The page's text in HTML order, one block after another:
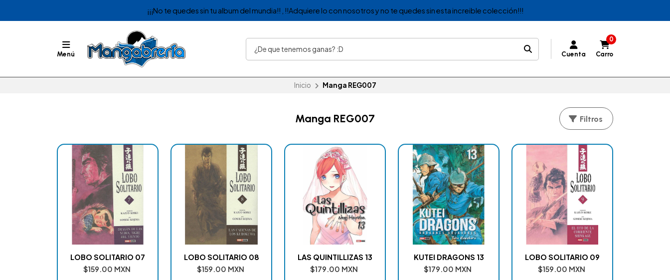
¡¡¡No te quedes sin tu album del mundia!! , !!Adquiere lo con nosotros y no te quedes sin esta increible colección!!!
Menú Cuenta
0
Carro
Inicio Manga REG007
Manga REG007 Filtros
LOBO SOLITARIO 07
$159.00 MXN
LOBO SOLITARIO 08
$159.00 MXN
LAS QUINTILLIZAS 13
$179.00 MXN
KUTEI DRAGONS 13
$179.00 MXN
LOBO SOLITARIO 09
$159.00 MXN